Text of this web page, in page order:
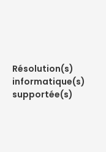
Résolution(s)
informatique(s)
supportée(s)